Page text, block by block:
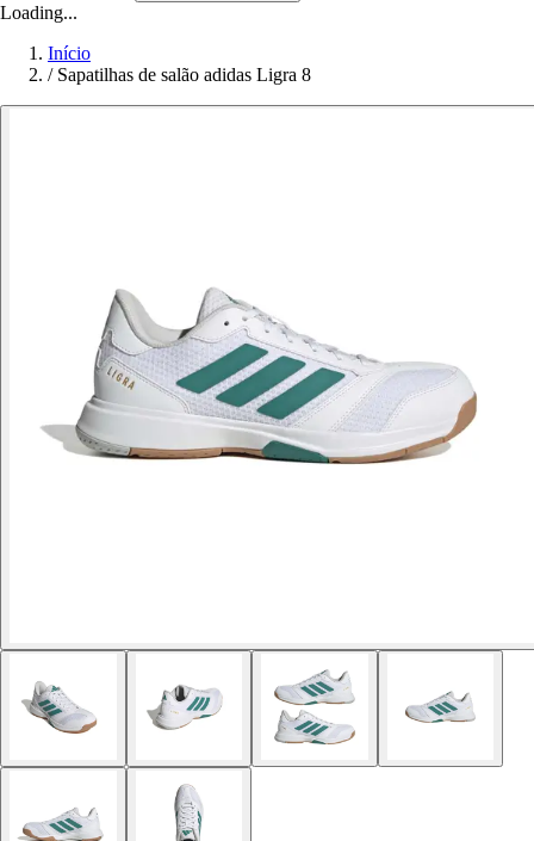
Loading...
Início
/ Sapatilhas de salão adidas Ligra 8